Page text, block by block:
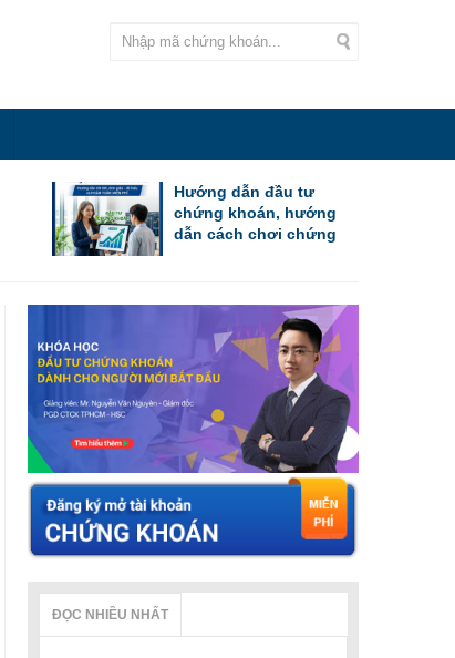
Hướng dẫn đầu tư
chứng khoán, hướng
dẫn cách chơi chứng
ĐỌC NHIỀU NHẤT